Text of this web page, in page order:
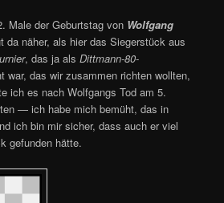
Male der Geburtstag von Wolfgang
da näher, als hier das Siegerstück aus
, das ja alsDittmann-80-
war, das wir zusammen richten wollten,
ich es nach Wolfgangs Tod am 5.
— ich habe mich bemüht, das in
ich bin mir sicher, dass auch er viel
gefunden hätte.